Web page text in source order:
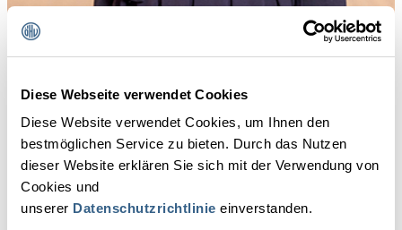
Diese Webseite verwendet Cookies
Diese Website verwendet Cookies, um Ihnen den
bestmöglichen Service zu bieten. Durch das Nutzen
dieser Website erklären Sie sich mit der Verwendung von
Cookies und
unserer Datenschutzrichtlinie einverstanden.
Steckbrief
Jahrgang 1983, verheiratet, 2 Kinder
Ausbildung